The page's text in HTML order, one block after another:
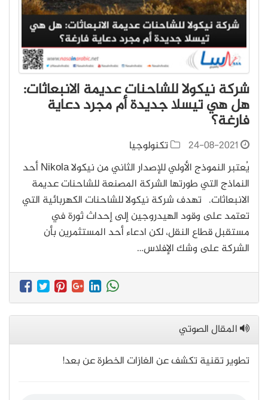
شركة نيكولا للشاحنات عديمة الانبعاثات:
هل هي تيسلا جديدة أم مجرد دعاية
فارغة؟
24-08-2021
تكنولوجيا
يُعتبر النموذج الأولي للإصدار الثاني من نيكولا Nikola أحد
النماذج التي طورتها الشركة المصنعة للشاحنات عديمة
الانبعاثات. تهدف شركة نيكولا للشاحنات الكهربائية التي
تعتمد على وقود الهيدروجين إلى إحداث ثورة في
مستقبل قطاع النقل، لكن ادعاء أحد المستثمرين بأن
الشركة على وشك الإفلاس…
المقال الصوتي
تطوير تقنية تكشف عن الغازات الخطرة عن بعد!